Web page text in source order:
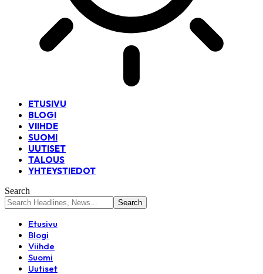
ETUSIVU
BLOGI
VIIHDE
SUOMI
UUTISET
TALOUS
YHTEYSTIEDOT
Search
Etusivu
Blogi
Viihde
Suomi
Uutiset